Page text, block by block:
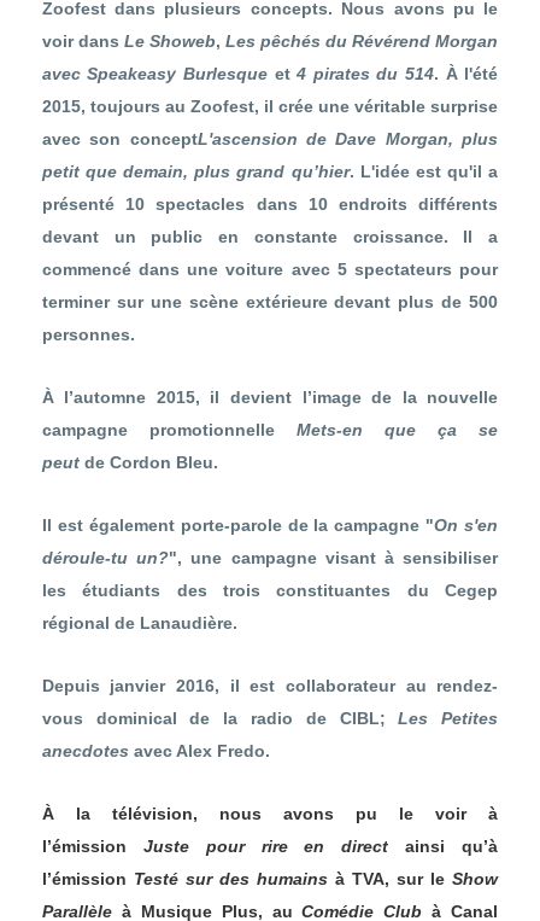
Zoofestdans plusieurs concepts. Nous avons pu le
voir dans Le Showeb, Les pêchés du Révérend Morgan
avec Speakeasy Burlesqueet4 pirates du 514. À l'été
2015, toujours au Zoofest, il crée une véritable surprise
avec son conceptL'ascension de Dave Morgan, plus
petit que demain, plus grand qu’hier. L'idée est qu'il a
présenté 10 spectacles dans 10 endroits différents
devant un public en constante croissance. Il a
commencé dans une voiture avec 5 spectateurs pour
terminer sur une scène extérieure devant plus de 500
personnes.
À l’automne 2015, il devient l’image de la nouvelle
campagne promotionnelle
Mets-en que ça se
peut de Cordon Bleu.
Il est également porte-parole de la campagne "On s'en
déroule-tu un?", une campagne visant à sensibiliser
les étudiants des trois constituantes du Cegep
régional de Lanaudière.
Depuis janvier 2016, il est collaborateur au rendez-
vous dominical de la radio de
CIBL;
Les Petites
anecdotes avec Alex Fredo.
À la télévision, nous avons pu le voir à
l’émission
Juste pour rire en direct
ainsi qu’à
l’émission Testé sur des humains à TVA,sur le Show
Parallèle à Musique Plus, au Comédie Club à Canal